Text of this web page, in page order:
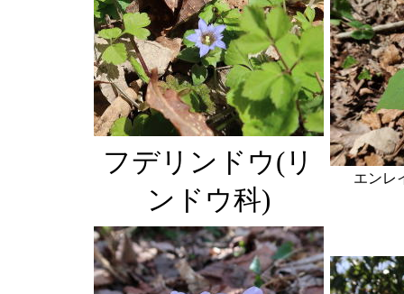
フデリンドウ(リ
ンドウ科)
エンレ